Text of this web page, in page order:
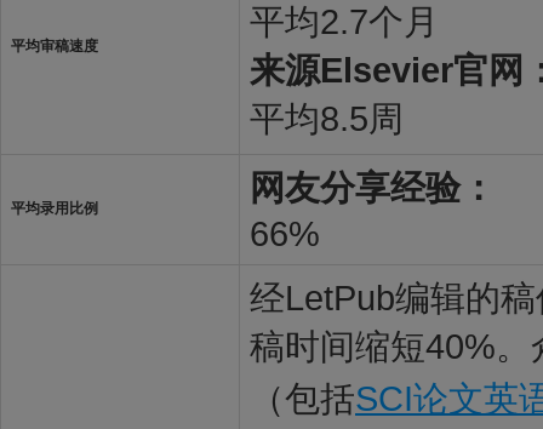
平均审稿速度
平均2.7个月
来源Elsevier官网
平均8.5周
平均录用比例
网友分享经验：
66%
经LetPub编辑的
稿时间缩短40%
（包括SCI论文英